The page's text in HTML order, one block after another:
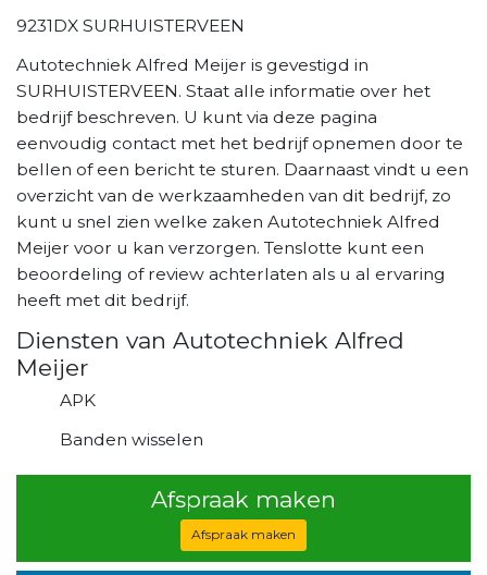
9231DX SURHUISTERVEEN
Autotechniek Alfred Meijer is gevestigd in
SURHUISTERVEEN. Staat alle informatie over het
bedrijf beschreven. U kunt via deze pagina
eenvoudig contact met het bedrijf opnemen door te
bellen of een bericht te sturen. Daarnaast vindt u een
overzicht van de werkzaamheden van dit bedrijf, zo
kunt u snel zien welke zaken Autotechniek Alfred
Meijer voor u kan verzorgen. Tenslotte kunt een
beoordeling of review achterlaten als u al ervaring
heeft met dit bedrijf.
Diensten van Autotechniek Alfred
Meijer
APK
Banden wisselen
Afspraak maken
Afspraak maken